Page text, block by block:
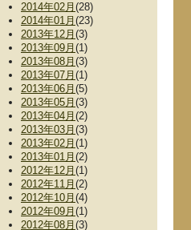
2014年02月 (28)
2014年01月 (23)
2013年12月 (3)
2013年09月 (1)
2013年08月 (3)
2013年07月 (1)
2013年06月 (5)
2013年05月 (3)
2013年04月 (2)
2013年03月 (3)
2013年02月 (1)
2013年01月 (2)
2012年12月 (1)
2012年11月 (2)
2012年10月 (4)
2012年09月 (1)
2012年08月 (3)